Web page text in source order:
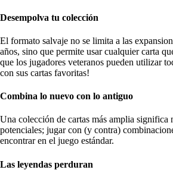
Desempolva tu colección
El formato salvaje no se limita a las
años, sino que permite usar cualquier carta
que los jugadores veteranos pueden utilizar
con sus cartas favoritas!
Combina lo nuevo con lo antiguo
Una colección de cartas más amplia significa
potenciales; jugar con (y contra)
encontrar en el juego estándar.
Las leyendas perduran